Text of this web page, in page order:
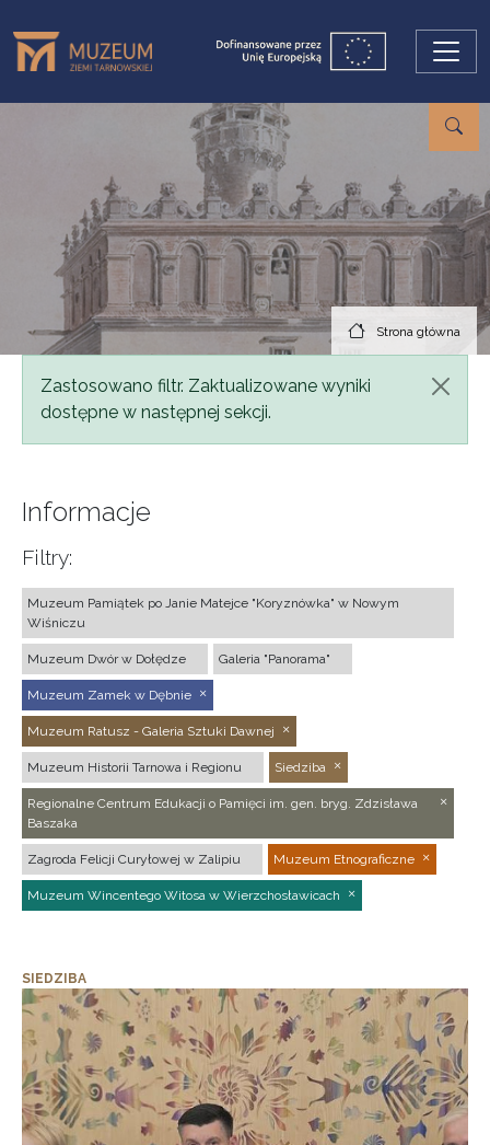
Strona główna
Komunikat
Zastosowano filtr. Zaktualizowane wyniki
dostępne w następnej sekcji.
Informacje
Filtry:
Muzeum Pamiątek po Janie Matejce "Koryznówka" w Nowym
Wiśniczu
Muzeum Dwór w Dołędze Galeria "Panorama"
Muzeum Zamek w Dębnie
Muzeum Ratusz - Galeria Sztuki Dawnej
Muzeum Historii Tarnowa i Regionu Siedziba
Regionalne Centrum Edukacji o Pamięci im. gen. bryg. Zdzisława
Baszaka
Zagroda Felicji Curyłowej w Zalipiu Muzeum Etnograficzne
Muzeum Wincentego Witosa w Wierzchosławicach
SIEDZIBA